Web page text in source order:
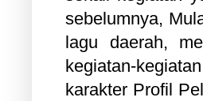
sebelumnya,
lagu daerah,
kegiatan-
karakter Profil